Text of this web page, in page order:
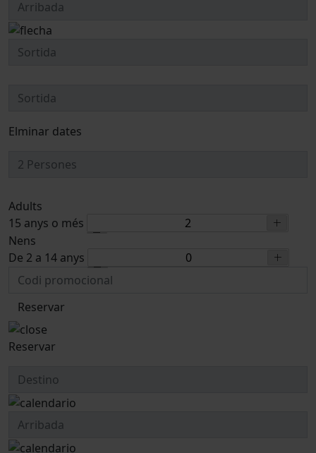
Elminar dates
Adults
15 anys o més
Nens
De 2 a 14 anys
Reservar
Reservar